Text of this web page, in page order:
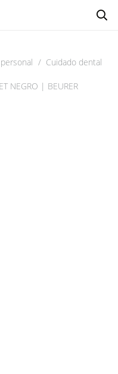
/ Cuidado dental
NEGRO | BEURER